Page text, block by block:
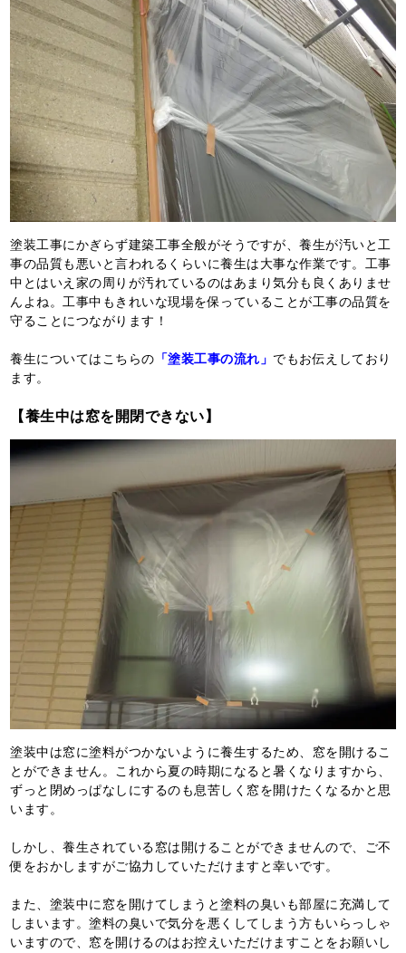
塗装工事にかぎらず建築工事全般がそうですが、養生が汚いと工
事の品質も悪いと言われるくらいに養生は大事な作業です。工事
中とはいえ家の周りが汚れているのはあまり気分も良くありませ
んよね。工事中もきれいな現場を保っていることが工事の品質を
守ることにつながります！
養生についてはこちらの 「塗装工事の流れ」 でもお伝えしており
ます。
【養生中は窓を開閉できない】
塗装中は窓に塗料がつかないように養生するため、窓を開けるこ
とができません。これから夏の時期になると暑くなりますから、
ずっと閉めっぱなしにするのも息苦しく窓を開けたくなるかと思
います。
しかし、養生されている窓は開けることができませんので、ご不
便をおかしますがご協力していただけますと幸いです。
また、塗装中に窓を開けてしまうと塗料の臭いも部屋に充満して
しまいます。塗料の臭いで気分を悪くしてしまう方もいらっしゃ
いますので、窓を開けるのはお控えいただけますことをお願いし